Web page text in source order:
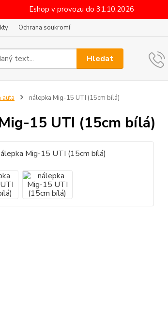
Eshop v provozu do 31.10.2026
Ochrana soukromí
Hledat
auta nálepka Mig-15 UTI (15cm bílá)
15 UTI (15cm bílá)